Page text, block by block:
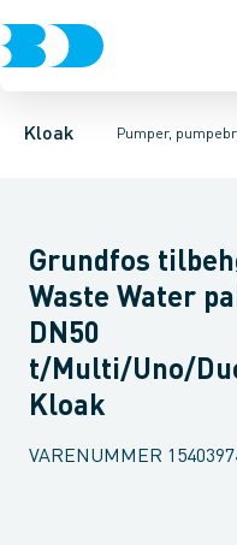
Kloak Pumper,
Rør & fittingsBrønde
Pumpebrønde til gråt
Kælderpumper
Grundfos
Waste Water
DN50
t/Multi/Uno/
Kloak
VARENUMMER